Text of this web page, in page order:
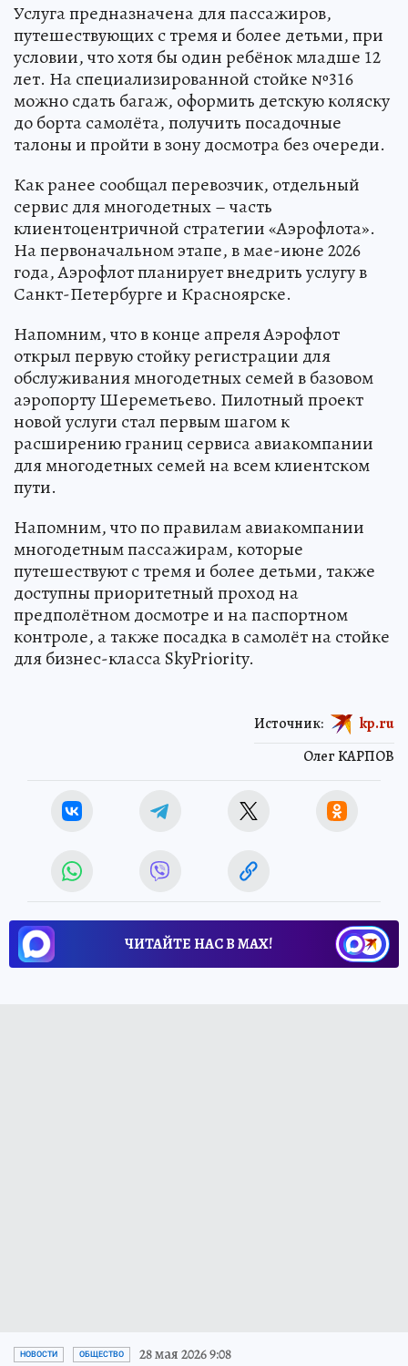
Услуга предназначена для пассажиров,
путешествующих с тремя и более детьми, при
условии, что хотя бы один ребёнок младше 12
лет. На специализированной стойке №316
можно сдать багаж, оформить детскую коляску
до борта самолёта, получить посадочные
талоны и пройти в зону досмотра без очереди.
Как ранее сообщал перевозчик, отдельный
сервис для многодетных – часть
клиентоцентричной стратегии «Аэрофлота».
На первоначальном этапе, в мае-июне 2026
года, Аэрофлот планирует внедрить услугу в
Санкт-Петербурге и Красноярске.
Напомним, что в конце апреля Аэрофлот
открыл первую стойку регистрации для
обслуживания многодетных семей в базовом
аэропорту Шереметьево. Пилотный проект
новой услуги стал первым шагом к
расширению границ сервиса авиакомпании
для многодетных семей на всем клиентском
пути.
Напомним, что по правилам авиакомпании
многодетным пассажирам, которые
путешествуют с тремя и более детьми, также
доступны приоритетный проход на
предполётном досмотре и на паспортном
контроле, а также посадка в самолёт на стойке
для бизнес-класса SkyPriority.
Олег КАРПОВ
Источник: kp.ru
ЧИТАЙТЕ НАС В МАХ!
НОВОСТИ ОБЩЕСТВО 28 мая 2026 9:08